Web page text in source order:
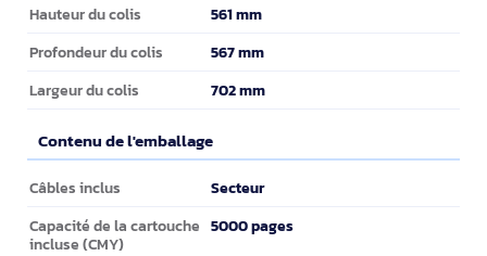
Hauteur du colis 561 mm
Profondeur du colis 567 mm
Largeur du colis 702 mm
Contenu de l'emballage
Contenu de l'emballage
Câbles inclus Secteur
Capacité de la cartouche
incluse (CMY)
5000 pages